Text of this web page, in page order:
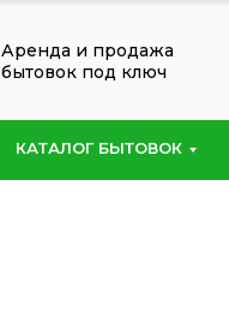
Аренда и продажа
бытовок под ключ
КАТАЛОГ БЫТОВОК